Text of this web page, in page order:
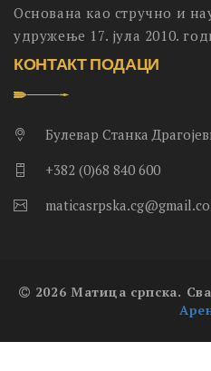
Основана као стручно и
удружење 17. јула 2010.
КОНТАКТ ПОДАЦИ
Булевар Станка
+382 (0)68 840 600
2026 Матица српска.